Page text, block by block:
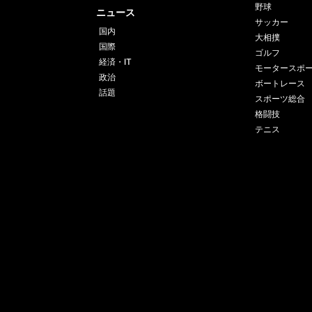
ニュース
国内
国際
経済・IT
政治
話題
野球
サッカー
大相撲
ゴルフ
モータースポ
ボートレース
スポーツ総合
格闘技
テニス